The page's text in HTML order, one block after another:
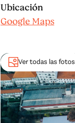
Ubicación
Google Maps
Ver todas las fotos